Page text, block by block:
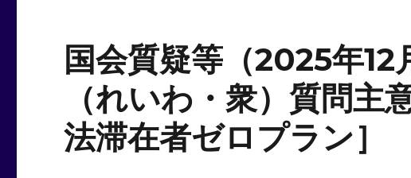
国会質疑等（2025年
（れいわ・衆）質問主
法滞在者ゼロプラン］